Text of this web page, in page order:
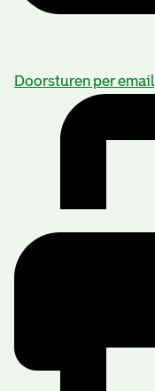
Doorsturen per email